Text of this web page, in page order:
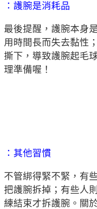
：護腕是消耗品
最後提醒，護腕本身
用時間長而失去黏性
撕下，導致護腕起毛
理準備喔！
：其他習慣
不管綁得緊不緊，有
把護腕拆掉；有些人
練結束才拆護腕。關